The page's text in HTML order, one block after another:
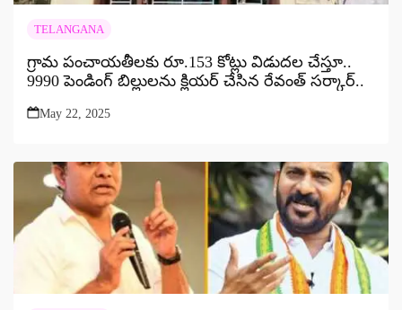
TELANGANA
గ్రామ పంచాయతీలకు రూ.153 కోట్లు విడుదల చేస్తూ..
9990 పెండింగ్ బిల్లులను క్లియర్ చేసిన రేవంత్ సర్కార్..
May 22, 2025